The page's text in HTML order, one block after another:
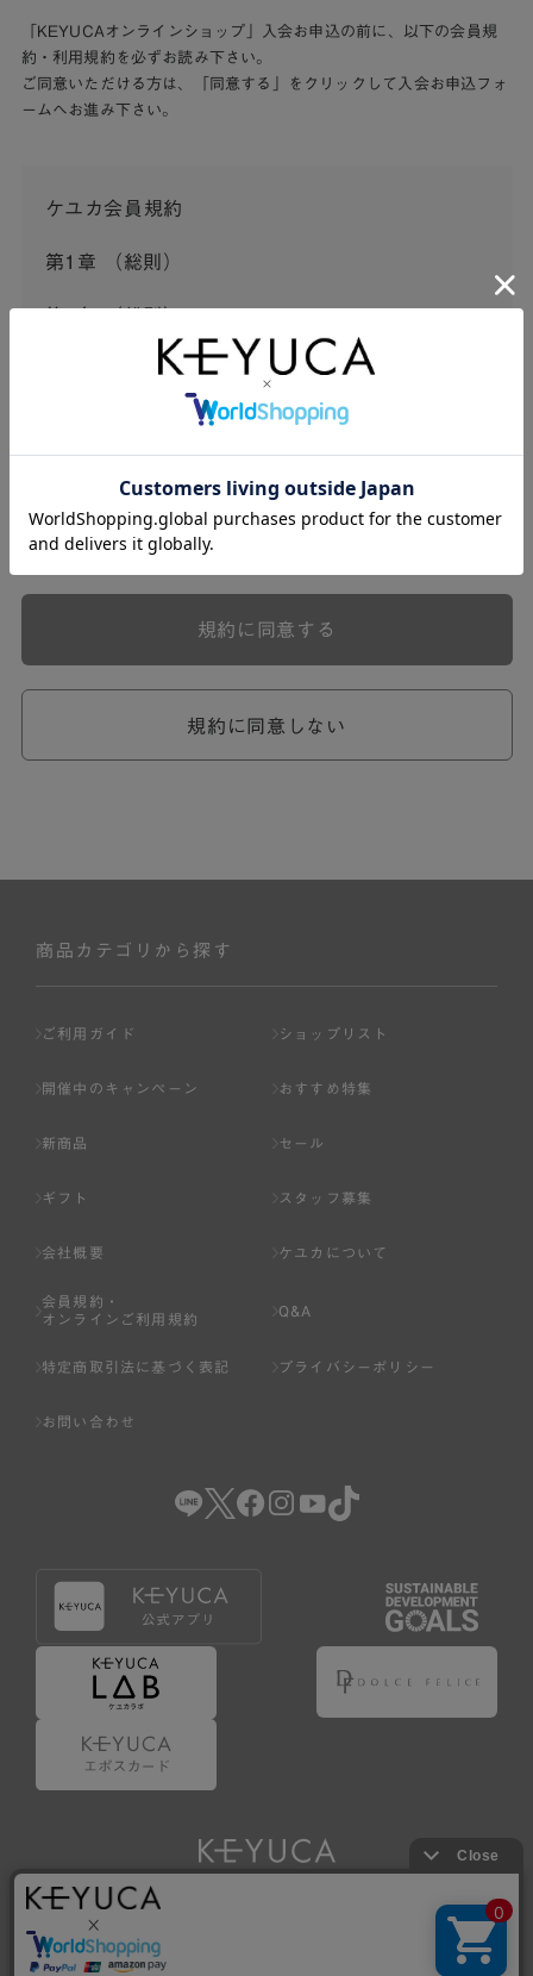
「KEYUCAオンラインショップ」入会お申込の前に、以下の会員規
約・利用規約を必ずお読み下さい。
ご同意いただける方は、「同意する」をクリックして入会お申込フォ
ームへお進み下さい。
ケユカ会員規約
第1章 （総則）
この会員規約（以下「本規約」といいます。）は、河淳株
式会社ケユカ事業部（以下「弊社」といいます。）が提供
する一連のサービスに関し、弊社が次条の定めに従い入会
本規約は、会員と弊社との間のサービスの利用に関わる一
切の関係に適用されるものとします。
弊社が一連のサービスを提供するにあたり、本規約のほ
ら個別規定はその名称のいかんに関わらず、本規約の一部
めが優先されるものとします。
ません。
ページへの入力、または弊社が別途指定する方法に従って
基づき判断した場合は、弊社は、その登録を取り消すこと
のいずれかの事由に該当する場合は、その登録を拒否し、
または事前に通知することなく一旦なされた登録を取り消
いる場合。
（5） その他、本規約または個別規定に違反した場合。
4.会員登録が取り消された場合においても、当該会員は、
弊社とのお取引等により既に発生した支払義務等の取引上
の義務および本規約上の義務の履行責任を免れないものと
します。
5.仮登録とは、ケユカが提供するアプリ等でサービスを利
用するための簡易的な会員登録（以下「仮登録」といいま
6.仮登録をすることで、第9条のポイント付与を受けるこ
とができます。
7.仮登録状態はポイントの利用は行えず、第3条1項の通り
に登録完了することでポイント利用が行えるようになりま
す。
規約に同意しない
規約に同意する
商品カテゴリから探す
ご利用ガイド ショップリスト
開催中のキャンペーン おすすめ特集
新商品 セール
ギフト スタッフ募集
会社概要 ケユカについて
会員規約・
オンラインご利用規約
Q&A
特定商取引法に基づく表記 プライバシーポリシー
お問い合わせ
Copyright © KAWAJUN Co., Ltd. All Rights Reserved.